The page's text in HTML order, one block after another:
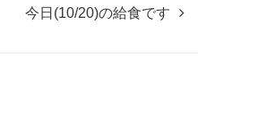
今日(10/20)の給食です